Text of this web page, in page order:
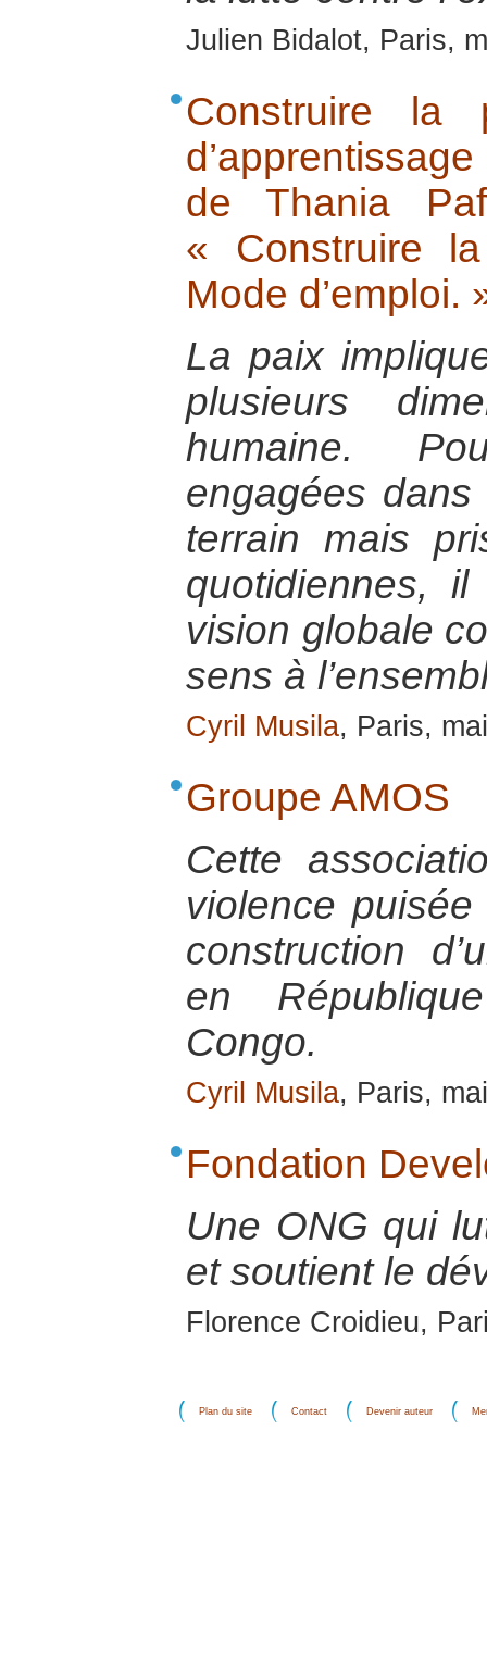
Julien Bidalot, Paris,
Construire la
de Thania
« Construire
Mode d’emploi.
La paix
plusieurs
humaine.
engagées
terrain mais
quotidiennes, il
vision globale
sens à
Cyril Musila, Paris,
Groupe AMOS
Cette
violence
construction
en
Congo.
Cyril Musila, Paris,
Fondation
Une ONG qui
et soutient le
Florence Croidieu,
Plan du site Contact Devenir auteur